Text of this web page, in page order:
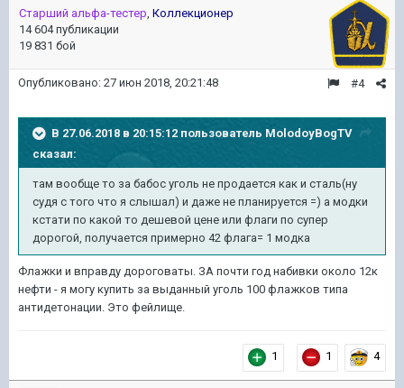
Старший альфа-тестер, Коллекционер
14 604 публикации
19 831 бой
#4
Опубликовано: 27 июн 2018, 20:21:48
В 27.06.2018 в 20:15:12 пользователь MolodoyBogTV
сказал:
там вообще то за бабос уголь не продается как и сталь(ну
судя с того что я слышал) и даже не планируется =) а модки
кстати по какой то дешевой цене или флаги по супер
дорогой, получается примерно 42 флага= 1 модка
Флажки и вправду дороговаты. ЗА почти год набивки около 12к
нефти - я могу купить за выданный уголь 100 флажков типа
антидетонации. Это фейлище.
1 1 4